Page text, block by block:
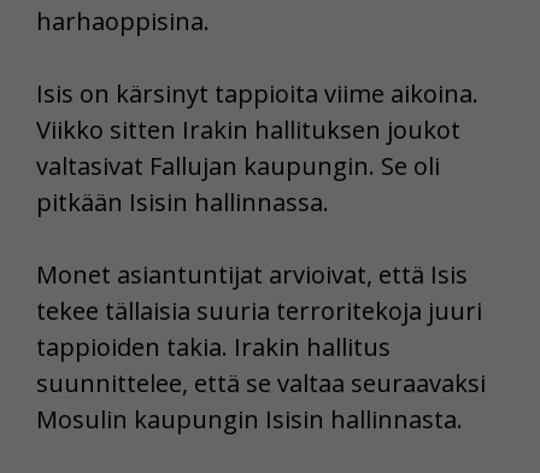
harhaoppisina.
Isis on kärsinyt tappioita viime aikoina.
Viikko sitten Irakin hallituksen joukot
valtasivat Fallujan kaupungin. Se oli
pitkään Isisin hallinnassa.
Monet asiantuntijat arvioivat, että Isis
tekee tällaisia suuria terroritekoja juuri
tappioiden takia. Irakin hallitus
suunnittelee, että se valtaa seuraavaksi
Mosulin kaupungin Isisin hallinnasta.